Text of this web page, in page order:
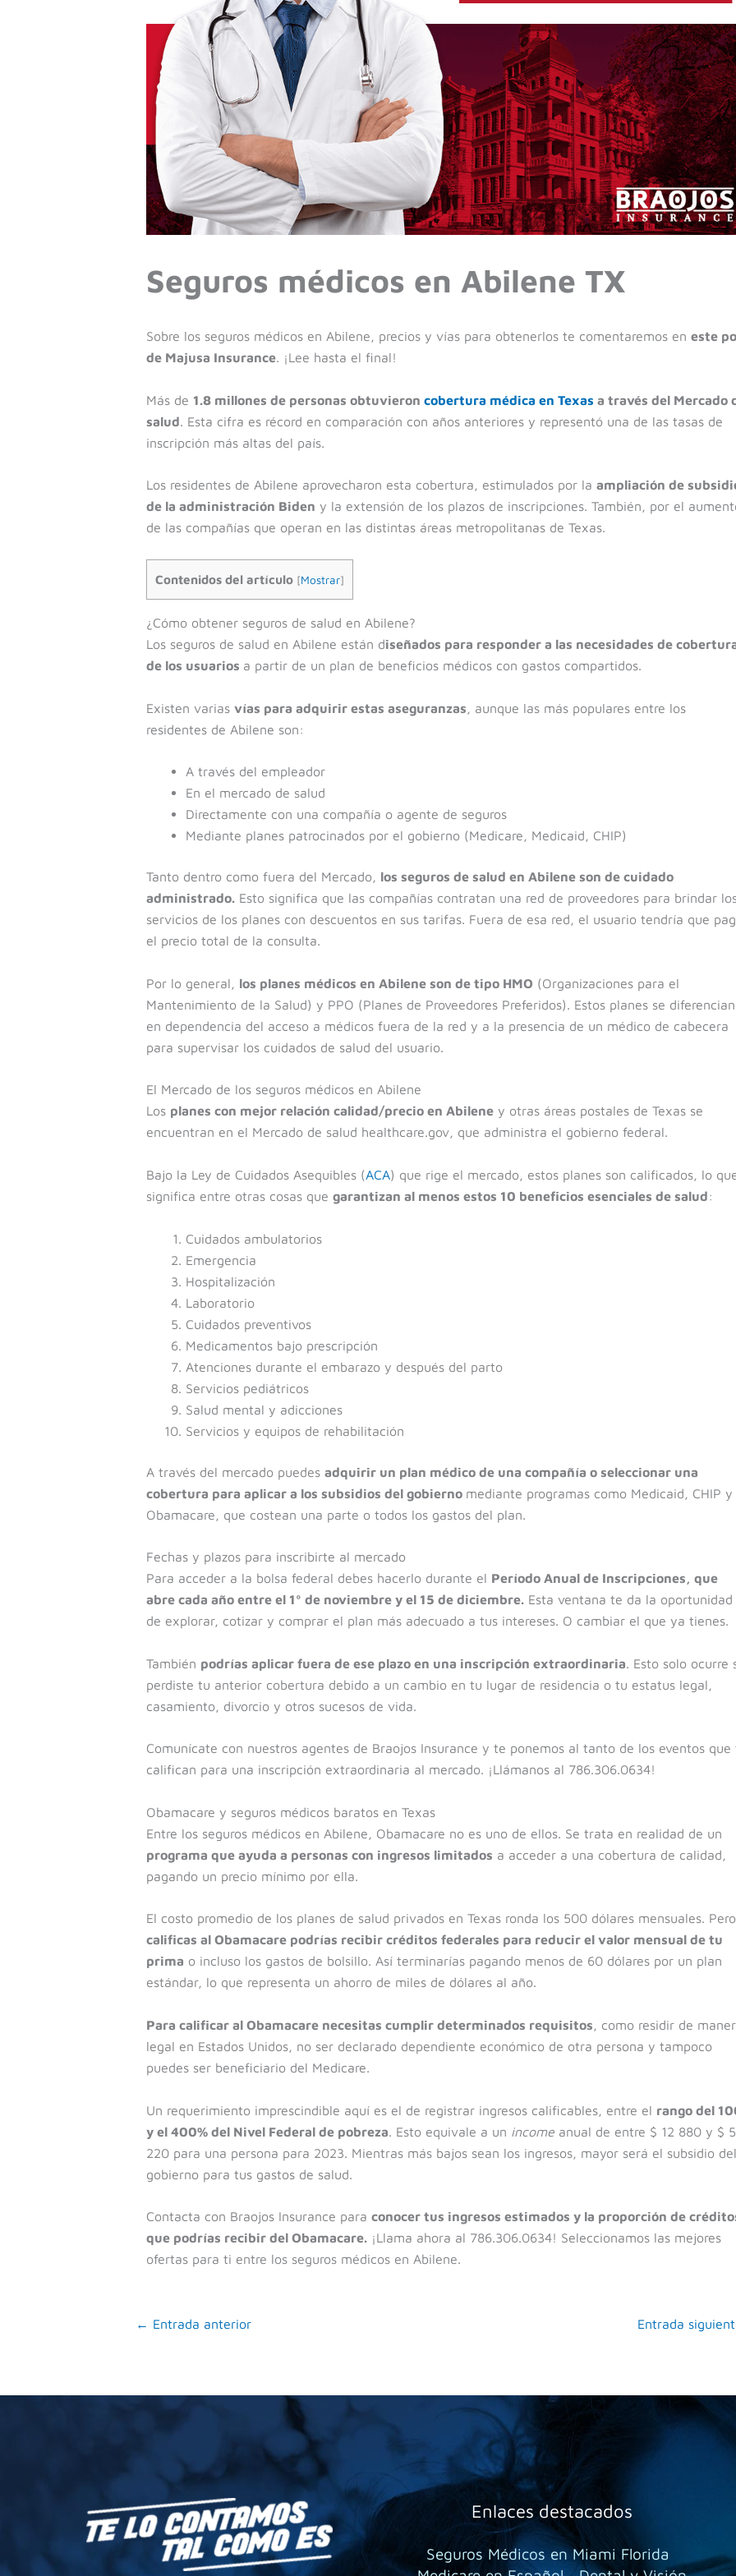
Seguros médicos en Abilene TX
Sobre los seguros médicos en Abilene, precios y vías para obtenerlos te comentaremos en este
de Majusa Insurance. ¡Lee hasta el final!
Más de 1.8 millones de personas obtuvieron cobertura médica en Texas a través del Mercado
salud . Esta cifra es récord en comparación con años anteriores y representó una de las tasas de
inscripción más altas del país.
Los residentes de Abilene aprovecharon esta cobertura, estimulados por la ampliación de
de la administración Biden y la extensión de los plazos de inscripciones. También, por el
de las compañías que operan en las distintas áreas metropolitanas de Texas.
Contenidos del artículo [Mostrar]
¿Cómo obtener seguros de salud en Abilene?
Los seguros de salud en Abilene están diseñados para responder a las necesidades de
de los usuarios a partir de un plan de beneficios médicos con gastos compartidos.
Existen varias vías para adquirir estas aseguranzas , aunque las más populares entre los
residentes de Abilene son:
A través del empleador
En el mercado de salud
Directamente con una compañía o agente de seguros
Mediante planes patrocinados por el gobierno (Medicare, Medicaid, CHIP)
Tanto dentro como fuera del Mercado, los seguros de salud en Abilene son de cuidado
administrado.Esto significa que las compañías contratan una red de proveedores para brindar
servicios de los planes con descuentos en sus tarifas. Fuera de esa red, el usuario tendría que
el precio total de la consulta.
Por lo general, los planes médicos en Abilene son de tipo HMO (Organizaciones para el
Mantenimiento de la Salud) y PPO (Planes de Proveedores Preferidos). Estos planes se diferencian
en dependencia del acceso a médicos fuera de la red y a la presencia de un médico de cabecera
para supervisar los cuidados de salud del usuario.
El Mercado de los seguros médicos en Abilene
Los planes con mejor relación calidad/precio en Abileney otras áreas postales de Texas se
encuentran en el Mercado de salud healthcare.gov, que administra el gobierno federal.
Bajo la Ley de Cuidados Asequibles (ACA) que rige el mercado, estos planes son calificados, lo
significa entre otras cosas que garantizan al menos estos 10 beneficios esenciales de salud:
Cuidados ambulatorios
Emergencia
Hospitalización
Laboratorio
Cuidados preventivos
Medicamentos bajo prescripción
Atenciones durante el embarazo y después del parto
Servicios pediátricos
Salud mental y adicciones
Servicios y equipos de rehabilitación
A través del mercado puedes adquirir un plan médico de una compañía o seleccionar una
cobertura para aplicar a los subsidios del gobierno mediante programas como Medicaid, CHIP y
Obamacare, que costean una parte o todos los gastos del plan.
Fechas y plazos para inscribirte al mercado
Para acceder a la bolsa federal debes hacerlo durante el Período Anual de Inscripciones, que
abre cada año entre el 1º de noviembre y el 15 de diciembre.Esta ventana te da la oportunidad
de explorar, cotizar y comprar el plan más adecuado a tus intereses. O cambiar el que ya tienes.
También podrías aplicar fuera de ese plazo en una inscripción extraordinaria. Esto solo ocurre
perdiste tu anterior cobertura debido a un cambio en tu lugar de residencia o tu estatus legal,
casamiento, divorcio y otros sucesos de vida.
Comunícate con nuestros agentes de Braojos Insurance y te ponemos al tanto de los eventos que
califican para una inscripción extraordinaria al mercado. ¡Llámanos al 786.306.0634!
Obamacare y seguros médicos baratos en Texas
Entre los seguros médicos en Abilene, Obamacare no es uno de ellos. Se trata en realidad de un
programa que ayuda a personas con ingresos limitados a acceder a una cobertura de calidad,
pagando un precio mínimo por ella.
El costo promedio de los planes de salud privados en Texas ronda los 500 dólares mensuales.
calificas al Obamacare podrías recibir créditos federales para reducir el valor mensual de tu
prima o incluso los gastos de bolsillo. Así terminarías pagando menos de 60 dólares por un plan
estándar, lo que representa un ahorro de miles de dólares al año.
Para calificar al Obamacare necesitas cumplir determinados requisitos, como residir de
legal en Estados Unidos, no ser declarado dependiente económico de otra persona y tampoco
puedes ser beneficiario del Medicare.
Un requerimiento imprescindible aquí es el de registrar ingresos calificables, entre el rango del
y el 400% del Nivel Federal de pobreza. Esto equivale a un incomeanual de entre $ 12 880 y $
220 para una persona para 2023. Mientras más bajos sean los ingresos, mayor será el subsidio del
gobierno para tus gastos de salud.
Contacta con Braojos Insurance para conocer tus ingresos estimados y la proporción de
que podrías recibir del Obamacare.¡Llama ahora al 786.306.0634! Seleccionamos las mejores
ofertas para ti entre los seguros médicos en Abilene.
← Entrada anterior Entrada
Enlaces destacados
Seguros Médicos en Miami Florida